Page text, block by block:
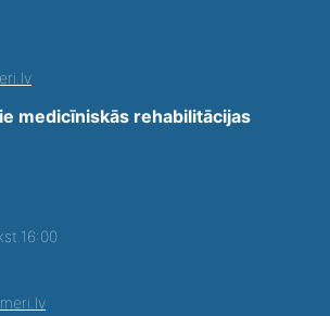
medicīniskās rehabilitācijas